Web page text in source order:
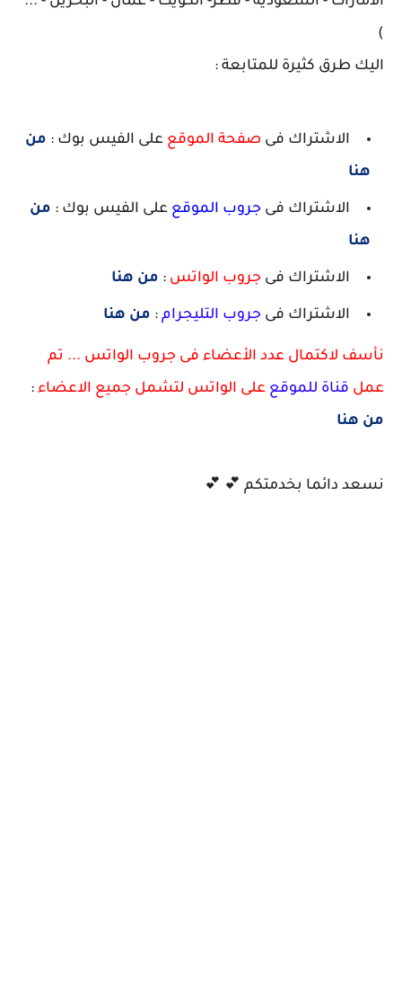
)
اليك طرق كثيرة للمتابعة :
الاشتراك فى صفحة الموقع على الفيس بوك : من
هنا
الاشتراك فى جروب الموقع على الفيس بوك : من
هنا
الاشتراك فى جروب الواتس : من هنا
الاشتراك فى جروب التليجرام : من هنا
نأسف لاكتمال عدد الأعضاء فى جروب الواتس ... تم
عمل قناة للموقع على الواتس لتشمل جميع الاعضاء :
من هنا
نسعد دائما بخدمتكم 💕 💕